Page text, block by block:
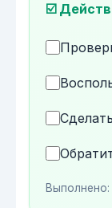
☑️
Выполнено: